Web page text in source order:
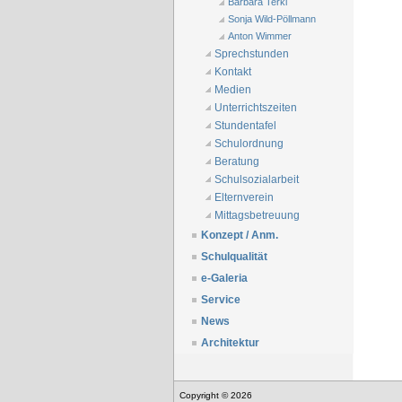
Barbara Terkl
Sonja Wild-Pöllmann
Anton Wimmer
Sprechstunden
Kontakt
Medien
Unterrichtszeiten
Stundentafel
Schulordnung
Beratung
Schulsozialarbeit
Elternverein
Mittagsbetreuung
Konzept / Anm.
Schulqualität
e-Galeria
Service
News
Architektur
Copyright © 2026